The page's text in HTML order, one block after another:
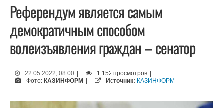
Референдум является самым
демократичным способом
волеизъявления граждан – сенатор
22.05.2022, 08:00 1 152 просмотров
Фото: КАЗИНФОРМ Источник: КАЗИНФОРМ